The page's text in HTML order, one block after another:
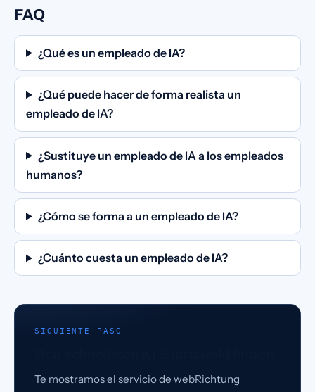
FAQ
¿Qué es un empleado de IA?
¿Qué puede hacer de forma realista un
empleado de IA?
¿Sustituye un empleado de IA a los empleados
humanos?
¿Cómo se forma a un empleado de IA?
¿Cuánto cuesta un empleado de IA?
SIGUIENTE PASO
Te mostramos el servicio de webRichtung